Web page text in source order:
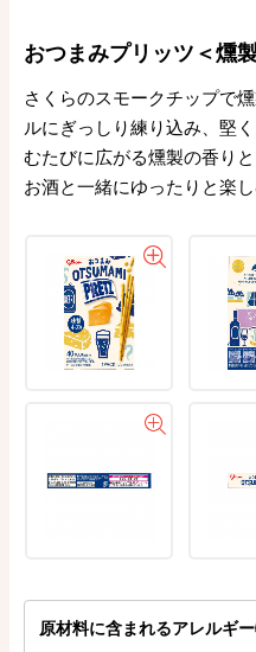
おつまみプリッツ＜燻
さくらのスモークチップで
ルにぎっしり練り込み、堅
むたびに広がる燻製の香り
お酒と一緒にゆったりと楽
原材料に含まれるアレルギー